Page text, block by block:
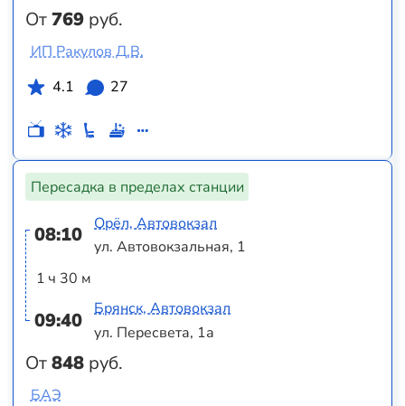
От769 руб.
ИП Ракулов Д.В.
4.1
27
Пересадка в пределах станции
08:10
1 ч 30 м
09:40
От848 руб.
Орёл, Автовокзал
ул. Автовокзальная, 1
Брянск, Автовокзал
ул. Пересвета, 1а
БАЭ